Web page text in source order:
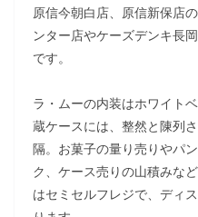
原信今朝白店、原信新保店
ンター店やケーズデンキ長
です。
ラ・ムーの内装はホワイト
蔵ケースには、整然と陳列
隔。お菓子の量り売りやパ
ク、ケース売りの山積みな
はセミセルフレジで、ディ